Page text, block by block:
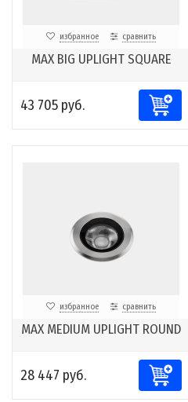
избранное сравнить
MAX BIG UPLIGHT SQUARE
43 705 руб.
избранное сравнить
MAX MEDIUM UPLIGHT ROUND
28 447 руб.